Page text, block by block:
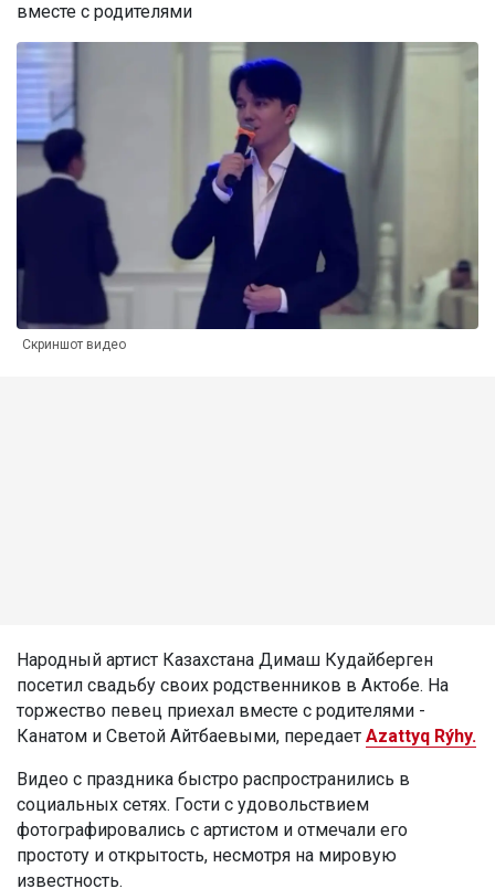
вместе с родителями
Скриншот видео
Народный артист Казахстана Димаш Кудайберген
посетил свадьбу своих родственников в Актобе. На
торжество певец приехал вместе с родителями -
Канатом и Светой Айтбаевыми, передает Azattyq Rýhy.
Видео с праздника быстро распространились в
социальных сетях. Гости с удовольствием
фотографировались с артистом и отмечали его
простоту и открытость, несмотря на мировую
известность.